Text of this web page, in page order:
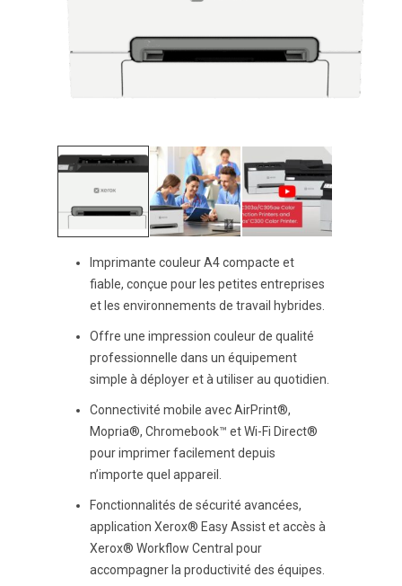
Imprimante couleur A4 compacte et
fiable, conçue pour les petites entreprises
et les environnements de travail hybrides.
Offre une impression couleur de qualité
professionnelle dans un équipement
simple à déployer et à utiliser au quotidien.
Connectivité mobile avec AirPrint®,
Mopria®, Chromebook™ et Wi-Fi Direct®
pour imprimer facilement depuis
n’importe quel appareil.
Fonctionnalités de sécurité avancées,
application Xerox® Easy Assist et accès à
Xerox® Workflow Central pour
accompagner la productivité des équipes.